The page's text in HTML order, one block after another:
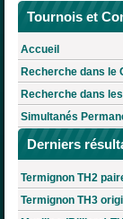
Tournois et
Accueil
Recherche dans le
Recherche dans
Simultanés
Derniers
Termignon TH2
Termignon TH3